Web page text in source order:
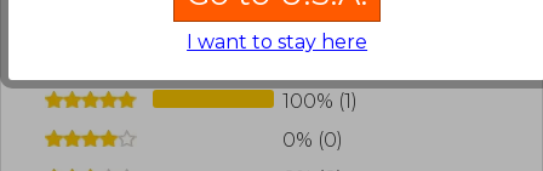
Have you read this book? Login to add your
100% (1)
0% (0)
I want to stay here